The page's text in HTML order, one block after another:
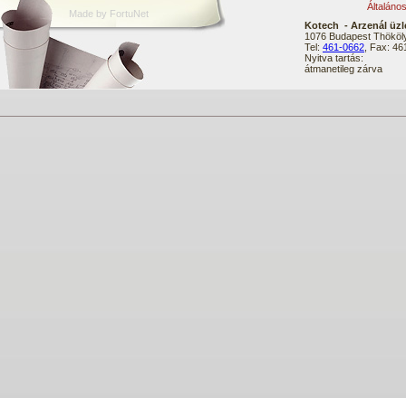
Made by FortuNet
Kotech - Arzenál
1076 Budapest
Tel: 461-0662 , Fax:
Nyitva tartás:
átmanetileg zárva